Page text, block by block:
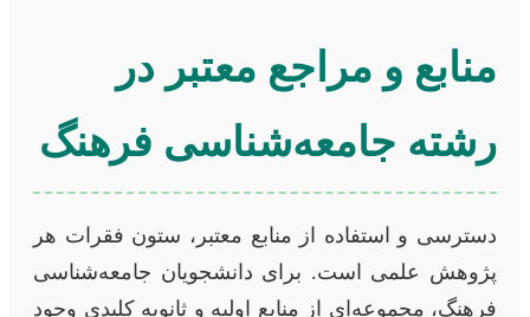
منابع و مراجع معتبر در
رشته جامعه‌شناسی فرهنگ
دسترسی و استفاده از منابع معتبر، ستون فقرات هر
پژوهش علمی است. برای دانشجویان جامعه‌شناسی
فرهنگ، مجموعه‌ای از منابع اولیه و ثانویه کلیدی وجود